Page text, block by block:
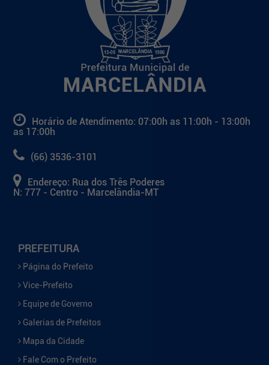
Horário de Atendimento: 07:00h as 11:00h - 13:00h
as 17:00h
(66) 3536-3101
Endereço: Rua dos Três Poderes
N: 777 - Centro - Marcelândia-MT
PREFEITURA
Página do Prefeito
Vice-Prefeito
Equipe de Governo
Galerias de Prefeitos
Mapa da Cidade
Fale Com o Prefeito